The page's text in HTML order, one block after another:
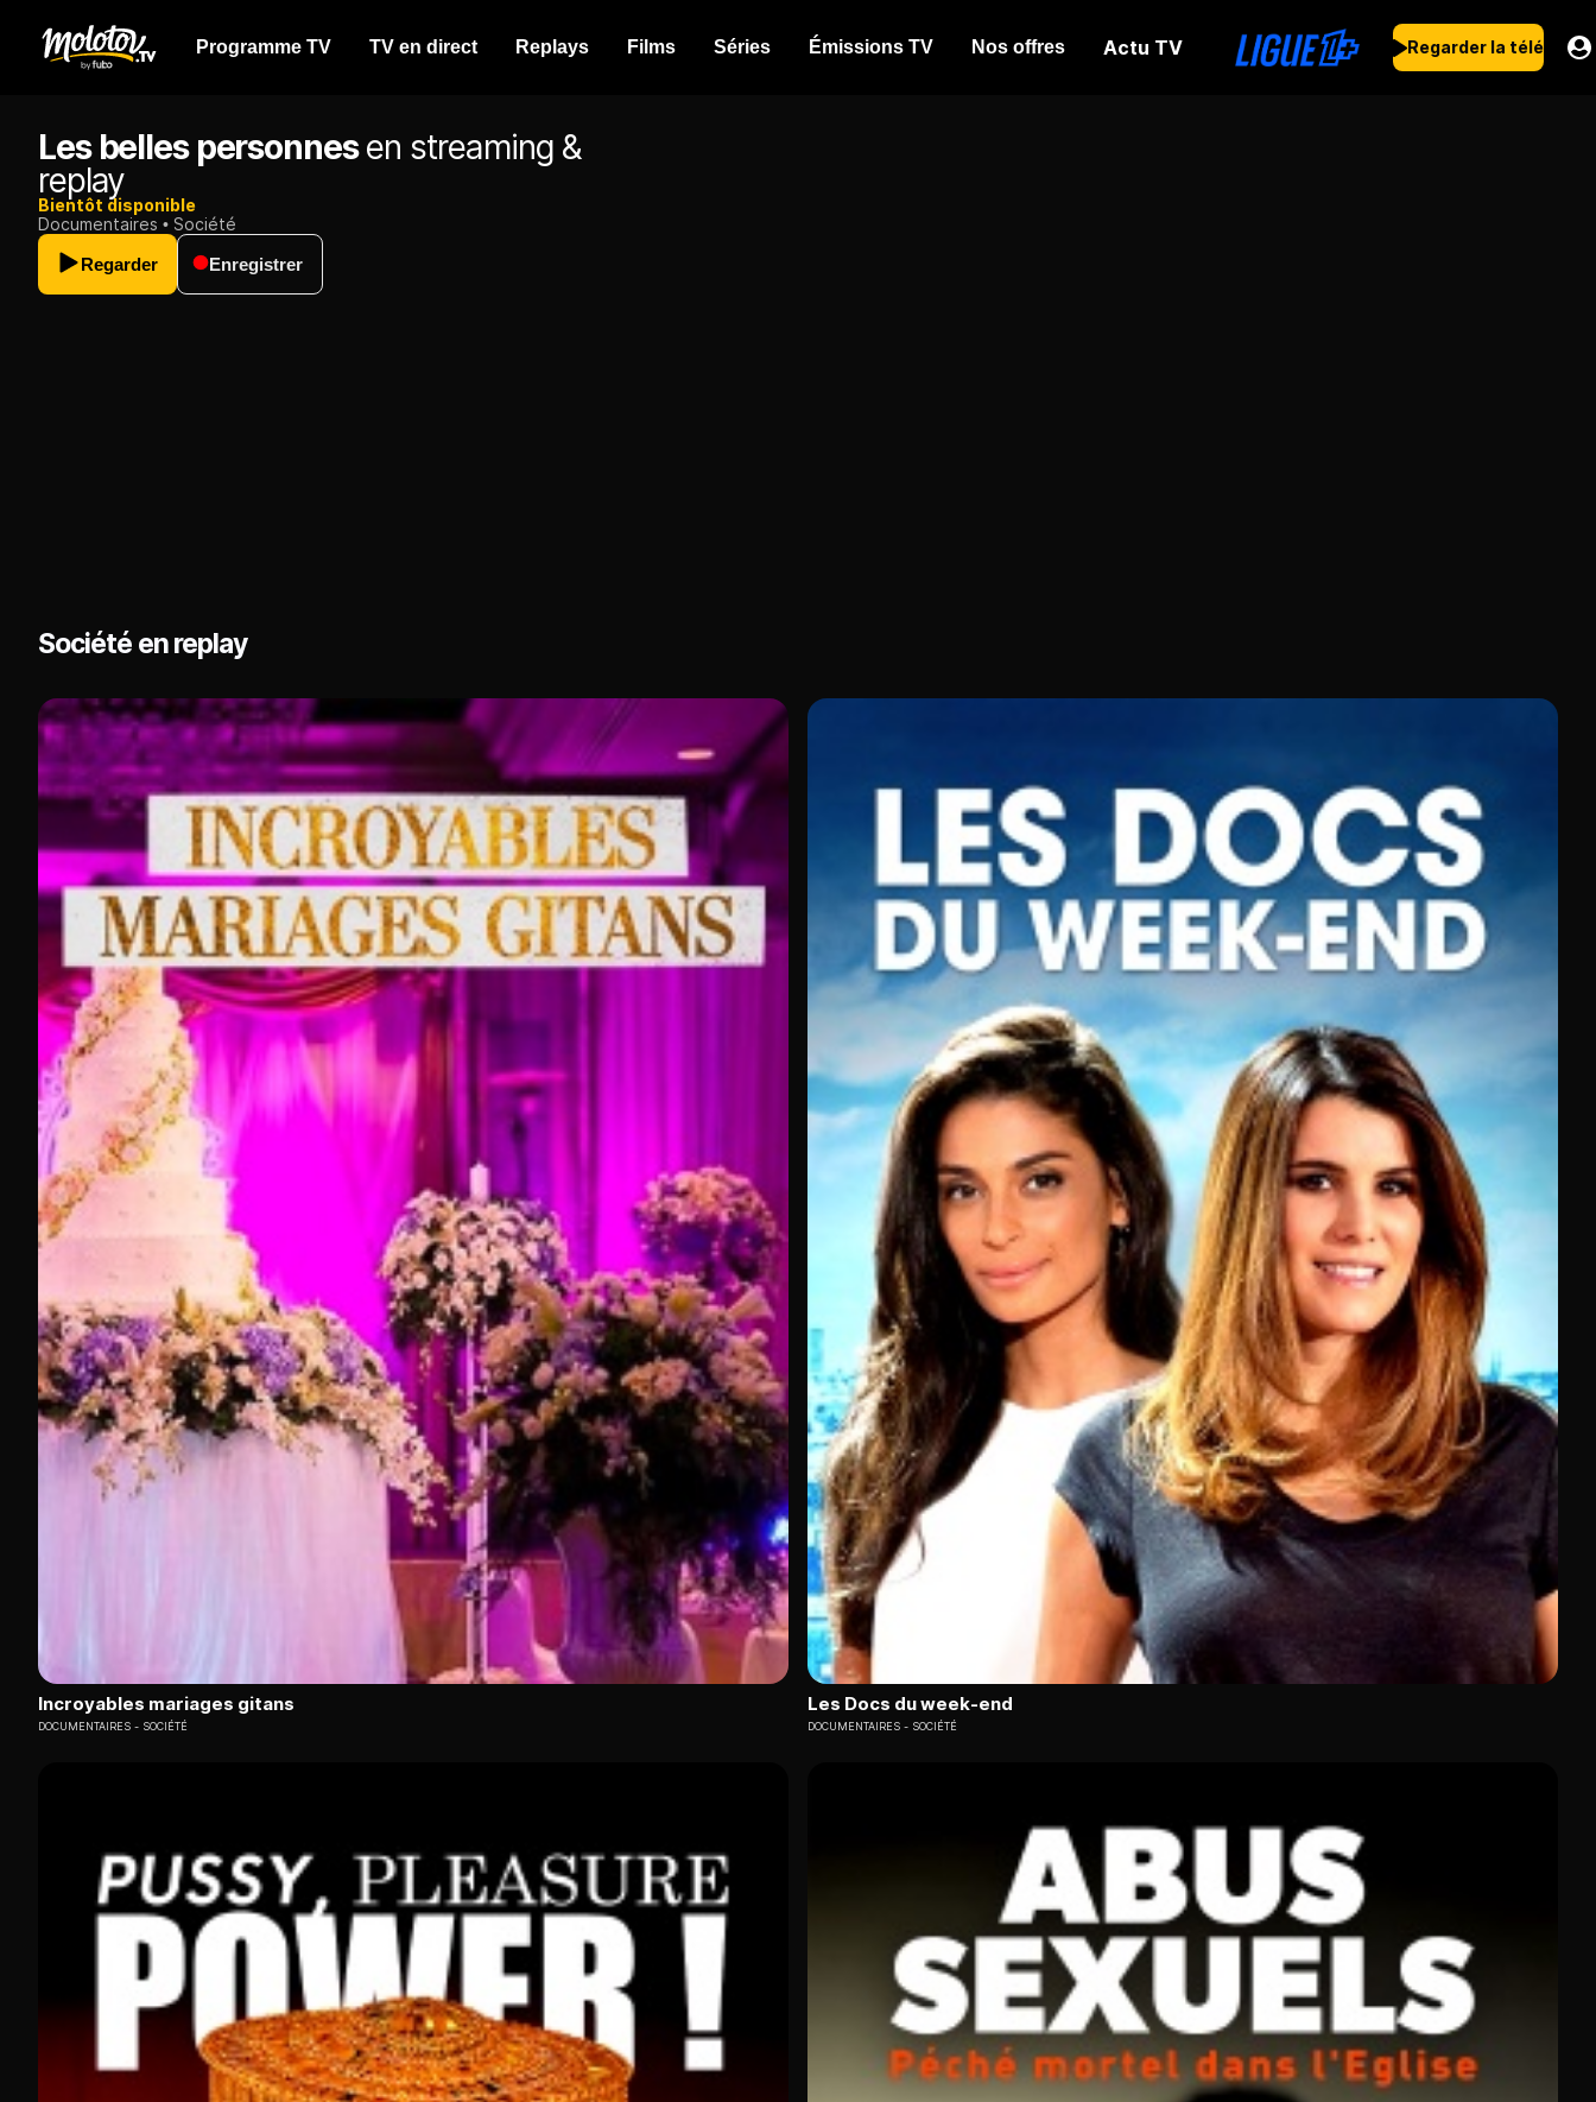
Programme TV TV en direct Replays Films Séries Émissions TV Nos offres Actu TV Regarder la télé
Les belles personnesen streaming &
replay
Bientôt disponible
Documentaires
Société
Regarder
Enregistrer
Société en replay
Incroyables mariages gitans
DOCUMENTAIRES SOCIÉTÉ
Les Docs du week-end
DOCUMENTAIRES SOCIÉTÉ